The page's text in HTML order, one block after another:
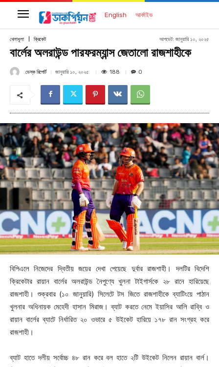
English আর্কাইভ
খেলাধূলা ক্রিকেট আপডেট: জানুয়ারি ১০, ২০২৫
বার্লের অলরাউন্ড পারফরম্যান্স জেতালো রাজশাহীকে
ডেস্ক রিপোর্ট জানুয়ারি ১০, ২০২৫ 188 0
বিপিএলে নিজেদের দ্বিতীয় জয়ের দেখা পেয়েছে দুর্বার রাজশাহী। দলটির বিদেশি
ক্রিকেটার রায়ান বার্লের অলরাউন্ড নৈপুণ্যে খুলনা টাইগার্সকে ২৮ রানে হারিয়েছে
রাজশাহী। শুক্রবার (১০ জানুয়ারি) সিলেটে টস জিতে রাজশাহীকে ব্যাটিংয়ে পাঠান
খুলনার অধিনায়ক মেহেদী হাসান মিরাজ। ব্যাট করতে নেমে ইয়াসির আলি রাব্বি ও
রায়ান বার্লের ব্যাটে নির্ধারিত ২০ ওভারে ৫ উইকেট হারিয়ে ১৭৮ রান সংগ্রহ করে
রাজশাহী।
ব্যাট হাতে দলীয় সর্বোচ্চ ৪৮ রান করে বল হাতে ২টি উইকেট নিলেন রায়ান বার্ল।